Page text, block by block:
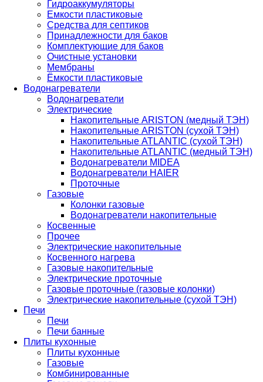
Гидроаккумуляторы
Емкости пластиковые
Средства для септиков
Принадлежности для баков
Комплектующие для баков
Очистные установки
Мембраны
Ёмкости пластиковые
Водонагреватели
Водонагреватели
Электрические
Накопительные ARISTON (медный ТЭН)
Накопительные ARISTON (сухой ТЭН)
Накопительные ATLANTIC (сухой ТЭН)
Накопительные ATLANTIC (медный ТЭН)
Водонагреватели MIDEA
Водонагреватели HAIER
Проточные
Газовые
Колонки газовые
Водонагреватели накопительные
Косвенные
Прочее
Электрические накопительные
Косвенного нагрева
Газовые накопительные
Электрические проточные
Газовые проточные (газовые колонки)
Электрические накопительные (сухой ТЭН)
Печи
Печи
Печи банные
Плиты кухонные
Плиты кухонные
Газовые
Комбинированные